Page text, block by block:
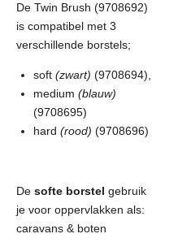
De Twin Brush (9708692)
is compatibel met 3
verschillende borstels;
soft (zwart) (9708694),
medium (blauw)
(9708695)
hard (rood) (9708696)
De softe borstel gebruik
je voor oppervlakken als:
caravans & boten